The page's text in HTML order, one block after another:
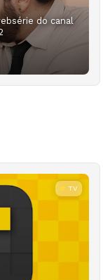
do canal
TV